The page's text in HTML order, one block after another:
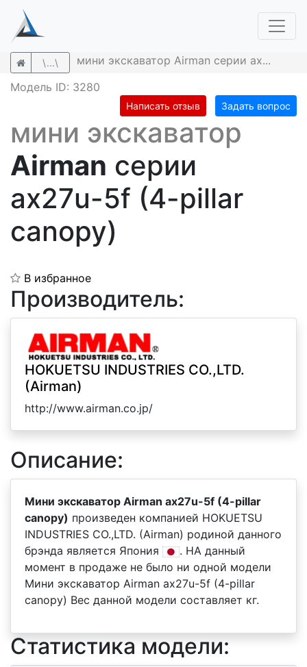
\...\
мини экскаватор Airman серии ax...
Модель ID: 3280
Написать отзыв Задать вопрос
мини экскаватор
Airman серии
ax27u-5f (4-pillar
canopy)
В избранное
Производитель:
HOKUETSU INDUSTRIES CO.,LTD.
(Airman)
http://www.airman.co.jp/
Описание:
Мини экскаватор Airman ax27u-5f (4-pillar
canopy) произведен компанией HOKUETSU
INDUSTRIES CO.,LTD. (Airman) родиной данного
брэнда является Япония
. НА данный
момент в продаже не было ни одной модели
Мини экскаватор Airman ax27u-5f (4-pillar
canopy) Вес данной модели составляет кг.
Статистика модели: